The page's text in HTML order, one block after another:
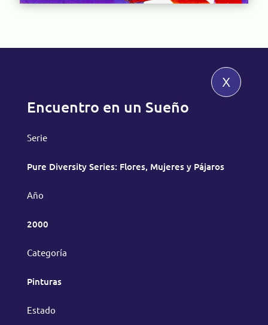
x
Encuentro en un Sueño
Serie
Pure Diversity Series: Flores, Mujeres y Pájaros
Año
2000
Categoría
Pinturas
Estado